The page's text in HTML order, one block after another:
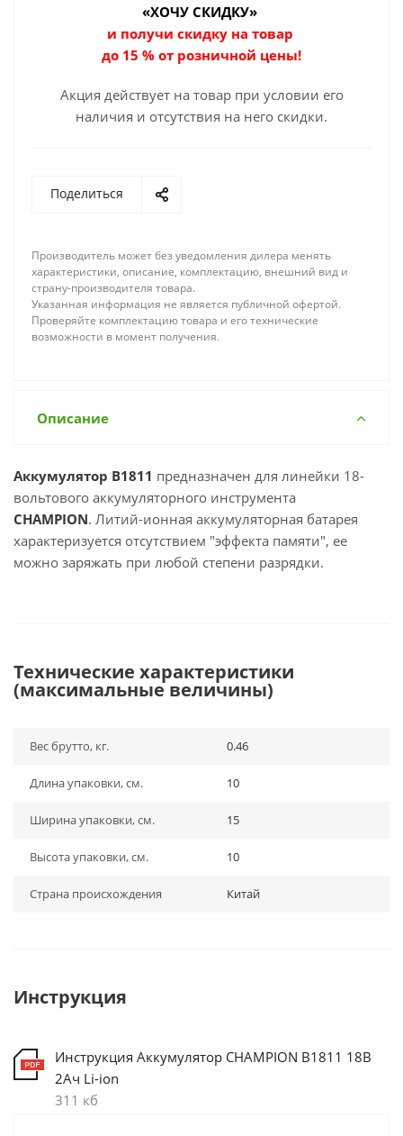
«ХОЧУ СКИДКУ»
и получи скидку на товар
до 15 % от розничной цены!
Акция действует на товар при условии его
наличия и отсутствия на него скидки.
Поделиться
Производитель может без уведомления дилера менять
характеристики, описание, комплектацию, внешний вид и
страну-производителя товара.
Указанная информация не является публичной офертой.
Проверяйте комплектацию товара и его технические
возможности в момент получения.
Описание
Аккумулятор B1811 предназначен для линейки 18-
вольтового аккумуляторного инструмента
CHAMPION. Литий-ионная аккумуляторная батарея
характеризуется отсутствием "эффекта памяти", ее
можно заряжать при любой степени разрядки.
Технические характеристики
(максимальные величины)
Вес брутто, кг. 0.46
Длина упаковки, см. 10
Ширина упаковки, см. 15
Высота упаковки, см. 10
Страна происхождения Китай
Инструкция
Инструкция Аккумулятор CHAMPION B1811 18В
2Ач Li-ion
311 кб